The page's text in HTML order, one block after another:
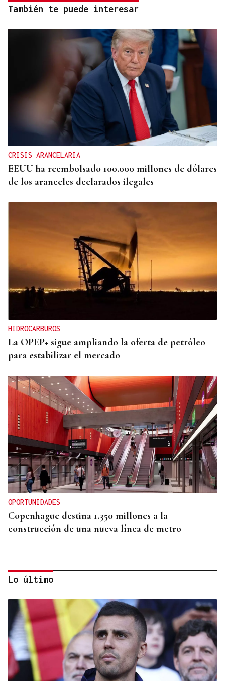
También te puede interesar
CRISIS ARANCELARIA
EEUU ha reembolsado 100.000 millones de dólares
de los aranceles declarados ilegales
HIDROCARBUROS
La OPEP+ sigue ampliando la oferta de petróleo
para estabilizar el mercado
OPORTUNIDADES
Copenhague destina 1.350 millones a la
construcción de una nueva línea de metro
Las principales energéticas españolas arrancan
Lo último